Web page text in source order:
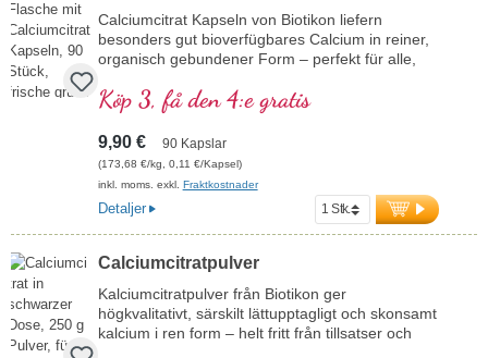
Calciumcitrat Kapseln von Biotikon liefern
besonders gut bioverfügbares Calcium in reiner,
organisch gebundener Form – perfekt für alle,
Verträglichkeit legen. Calcium spielt eine
entscheidende Rolle im Körper. Es ist wichtig für
Energie, Knochen, Zähne, Muskeln, Nerven
sowie Verdauung, Zellstoffwechsel. Auch für
Kinder und Frauen in den Wechseljahren
geeignet.Dank der schonenden Citratbindung ist
es magenfreundlich und auch bei empfindlicher
Verdauung sehr gut verträglich. Die veganen
Kapseln enthalten kein Magnesiumstearat, keine
Konservierungsstoffe oder sonstige Zusatzstoffe
und sind ideal für den täglichen Einsatz – bei
erhöhtem Bedarf oder zur gezielten Versorgung.
Verpackt in einer aluminiumfreien Versiegelung,
Köp 3, få den 4:e gratis
9,90 € 90 Kapslar
(173,68 €/kg, 0,11 €/Kapsel)
inkl. moms. exkl. Fraktkostnader
Detaljer
Calciumcitratpulver
Kalciumcitratpulver från Biotikon ger
högkvalitativt, särskilt lättupptagligt och skonsamt
kalcium i ren form – helt fritt från tillsatser och